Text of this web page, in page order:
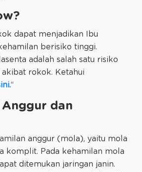
dapat menjadikan Ibu
berisiko tinggi.
adalah salah satu risiko
rokok. Ketahui
“
dan
anggur (mola), yaitu mola
komplit. Pada kehamilan mola
ditemukan jaringan janin.